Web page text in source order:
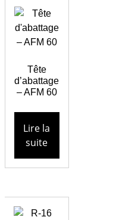
Tête
d’abattage
– AFM 60
Lire la
suite